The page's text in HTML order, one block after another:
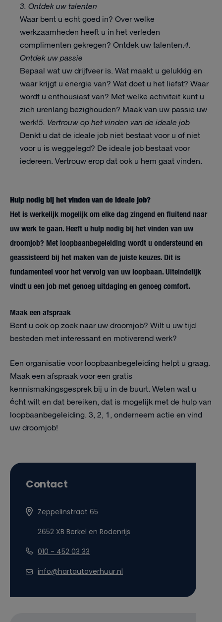
3. Ontdek uw talenten
Waar bent u echt goed in? Over welke
werkzaamheden heeft u in het verleden
complimenten gekregen? Ontdek uw talenten.4.
Ontdek uw passie
Bepaal wat uw drijfveer is. Wat maakt u gelukkig en
waar krijgt u energie van? Wat doet u het liefst? Waar
wordt u enthousiast van? Met welke activiteit kunt u
zich urenlang bezighouden? Maak van uw passie uw
werk!5. Vertrouw op het vinden van de ideale job
Denkt u dat de ideale job niet bestaat voor u of niet
voor u is weggelegd? De ideale job bestaat voor
iedereen. Vertrouw erop dat ook u hem gaat vinden.
Hulp nodig bij het vinden van de ideale job?
Het is werkelijk mogelijk om elke dag zingend en fluitend naar
uw werk te gaan. Heeft u hulp nodig bij het vinden van uw
droomjob? Met loopbaanbegeleiding wordt u ondersteund en
geassisteerd bij het maken van de juiste keuzes. Dit is
fundamenteel voor het vervolg van uw loopbaan. Uiteindelijk
vindt u een job met genoeg uitdaging en genoeg comfort.
Maak een afspraak
Bent u ook op zoek naar uw droomjob? Wilt u uw tijd
besteden met interessant en motiverend werk?
Een organisatie voor loopbaanbegeleiding helpt u graag.
Maak een afspraak voor een gratis
kennismakingsgesprek bij u in de buurt. Weten wat u
écht wilt en dat bereiken, dat is mogelijk met de hulp van
loopbaanbegeleiding. 3, 2, 1, onderneem actie en vind
uw droomjob!
Contact
Zeppelinstraat 65
2652 XB Berkel en Rodenrijs
010 - 452 03 33
info@hartautoverhuur.nl